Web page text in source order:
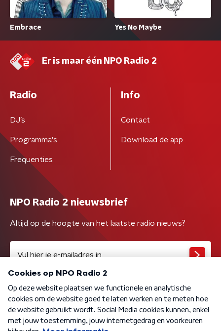
Embrace Yes No Maybe
Er is maar één NPO Radio 2
Radio
DJ’s
Programma's
Frequenties
Info
Contact
Download de app
NPO Radio 2 nieuwsbrief
Altijd op de hoogte van het laatste radio nieuws?
Algemene voorwaarden